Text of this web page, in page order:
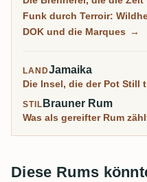
treibt, und mit Abstand
auf RumX. In
Funk durch Terroir:
DOK und die Marques →
LANDJamaika
Die Insel, die der Pot Still
STIL Brauner Rum
Was als gereifter Rum
Diese Rums